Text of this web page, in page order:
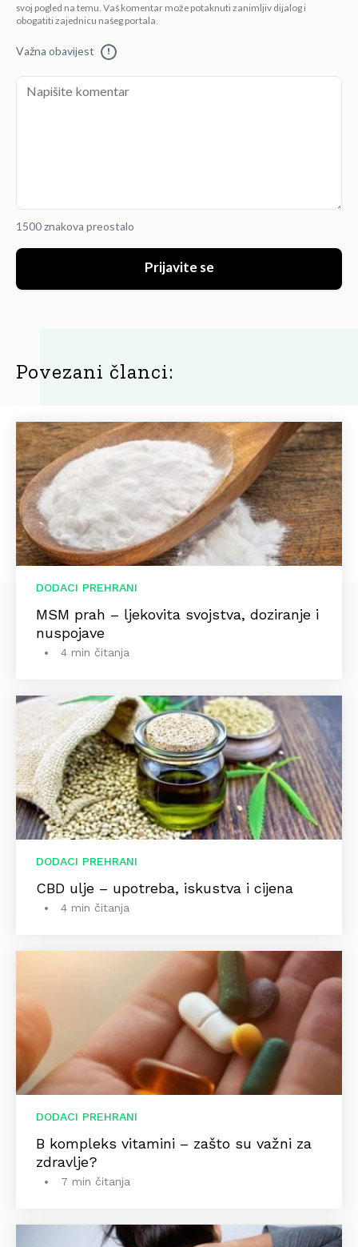
svoj pogled na temu. Vaš komentar može potaknuti zanimljiv dijalog i
obogatiti zajednicu našeg portala.
Važna obavijest !
1500 znakova preostalo
Prijavite se
Povezani članci:
DODACI PREHRANI
MSM prah – ljekovita svojstva, doziranje i
nuspojave
4 min čitanja
DODACI PREHRANI
CBD ulje – upotreba, iskustva i cijena
4 min čitanja
DODACI PREHRANI
B kompleks vitamini – zašto su važni za
zdravlje?
7 min čitanja